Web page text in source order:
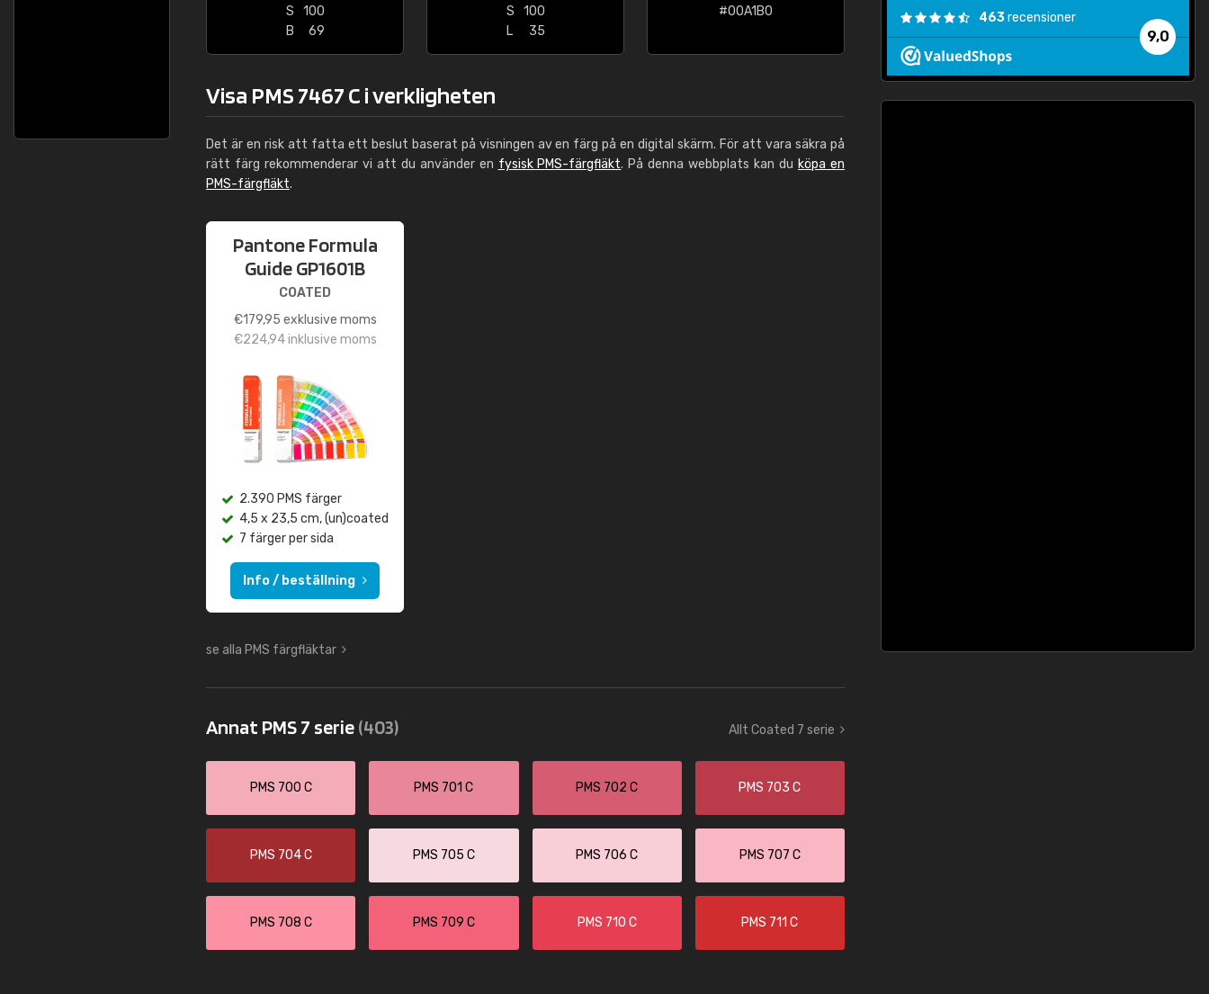
S
100
B
69
S
100
L
35
#00A1B0
Visa PMS 7467 C i verkligheten
Det är en risk att fatta ett beslut baserat på visningen av en färg på en digital skärm. För att vara säkra på
rätt färg rekommenderar vi att du använder en fysisk PMS-färgfläkt. På denna webbplats kan du köpa en
PMS-färgfläkt.
Pantone Formula
Guide GP1601B
COATED
€179,95 exklusive moms
€224,94inklusive moms
2.390 PMS färger
4,5 x 23,5 cm, (un)coated
7 färger per sida
Info / beställning
se alla PMS färgfläktar
Annat PMS 7 serie(403) Allt Coated 7 serie
PMS 700 C PMS 701 C PMS 702 C PMS 703 C
PMS 704 C PMS 705 C PMS 706 C PMS 707 C
PMS 708 C PMS 709 C PMS 710 C PMS 711 C
9,0
463recensioner